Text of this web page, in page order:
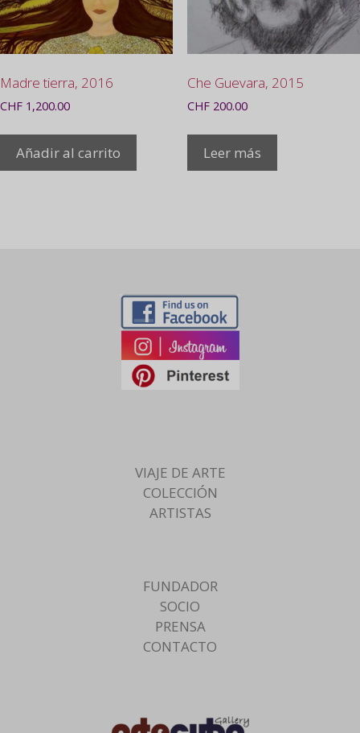
Madre tierra, 2016
CHF 1,200.00
Añadir al carrito
Che Guevara, 2015
CHF200.00
Leer más
VIAJE DE ARTE
COLECCIÓN
ARTISTAS
FUNDADOR
SOCIO
PRENSA
CONTACTO